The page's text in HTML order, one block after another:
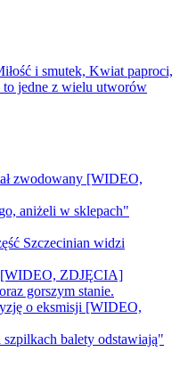
i smutek, Kwiat paproci,
to jedne z wielu utworów
zwodowany [WIDEO,
aniżeli w sklepach"
Szczecinian widzi
[WIDEO, ZDJĘCIA]
gorszym stanie.
o eksmisji [WIDEO,
balety odstawiają"